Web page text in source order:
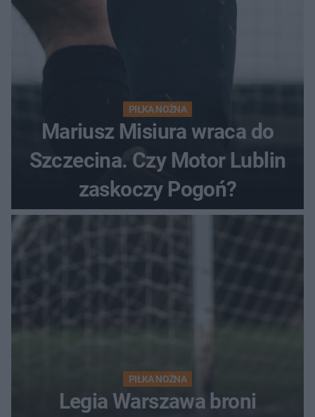
PIŁKA NOŻNA
Mariusz Misiura wraca do
Szczecina. Czy Motor Lublin
zaskoczy Pogoń?
PIŁKA NOŻNA
Legia Warszawa broni